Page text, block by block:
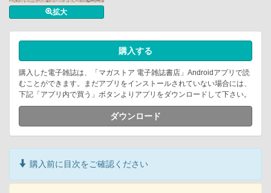
拡大
購入する
購入した電子雑誌は、「マガストア 電子雑誌書店」Androidアプリで読
むことができます。まだアプリをインストールされていない場合には、
下記「アプリ内で買う」ボタンよりアプリをダウンロードして下さい。
ダウンロード
購入前に目次をご確認ください